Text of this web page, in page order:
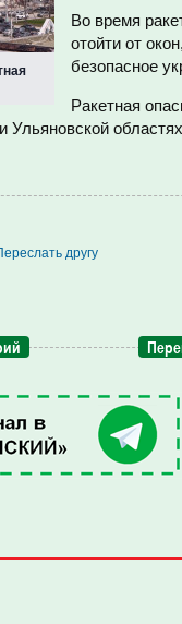
Во время
отойти от
безопасное
Ракетная
Ульяновской
другу